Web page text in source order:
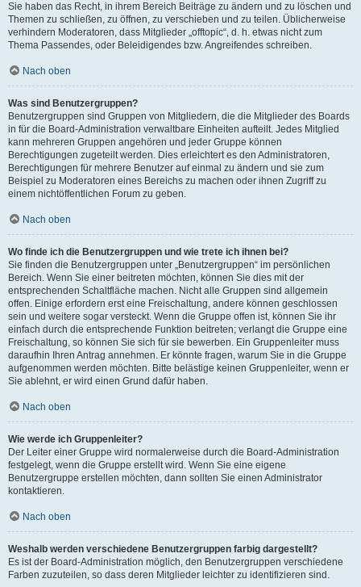
Sie haben das Recht, in ihrem Bereich Beiträge zu ändern und zu löschen und
Themen zu schließen, zu öffnen, zu verschieben und zu teilen. Üblicherweise
verhindern Moderatoren, dass Mitglieder „offtopic“, d. h. etwas nicht zum
Thema Passendes, oder Beleidigendes bzw. Angreifendes schreiben.
Nach oben
Was sind Benutzergruppen?
Benutzergruppen sind Gruppen von Mitgliedern, die die Mitglieder des Boards
in für die Board-Administration verwaltbare Einheiten aufteilt. Jedes Mitglied
kann mehreren Gruppen angehören und jeder Gruppe können
Berechtigungen zugeteilt werden. Dies erleichtert es den Administratoren,
Berechtigungen für mehrere Benutzer auf einmal zu ändern und sie zum
Beispiel zu Moderatoren eines Bereichs zu machen oder ihnen Zugriff zu
einem nichtöffentlichen Forum zu geben.
Nach oben
Wo finde ich die Benutzergruppen und wie trete ich ihnen bei?
Sie finden die Benutzergruppen unter „Benutzergruppen“ im persönlichen
Bereich. Wenn Sie einer beitreten möchten, können Sie dies mit der
entsprechenden Schaltfläche machen. Nicht alle Gruppen sind allgemein
offen. Einige erfordern erst eine Freischaltung, andere können geschlossen
sein und weitere sogar versteckt. Wenn die Gruppe offen ist, können Sie ihr
einfach durch die entsprechende Funktion beitreten; verlangt die Gruppe eine
Freischaltung, so können Sie sich für sie bewerben. Ein Gruppenleiter muss
daraufhin Ihren Antrag annehmen. Er könnte fragen, warum Sie in die Gruppe
aufgenommen werden möchten. Bitte belästige keinen Gruppenleiter, wenn er
Sie ablehnt, er wird einen Grund dafür haben.
Nach oben
Wie werde ich Gruppenleiter?
Der Leiter einer Gruppe wird normalerweise durch die Board-Administration
festgelegt, wenn die Gruppe erstellt wird. Wenn Sie eine eigene
Benutzergruppe erstellen möchten, dann sollten Sie einen Administrator
kontaktieren.
Nach oben
Weshalb werden verschiedene Benutzergruppen farbig dargestellt?
Es ist der Board-Administration möglich, den Benutzergruppen verschiedene
Farben zuzuteilen, so dass deren Mitglieder leichter zu identifizieren sind.